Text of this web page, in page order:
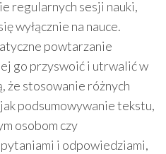
regularnych sesji nauki,
wyłącznie na nauce.
powtarzanie
go przyswoić i utrwalić w
że stosowanie różnych
podsumowywanie tekstu,
osobom czy
i odpowiedziami,